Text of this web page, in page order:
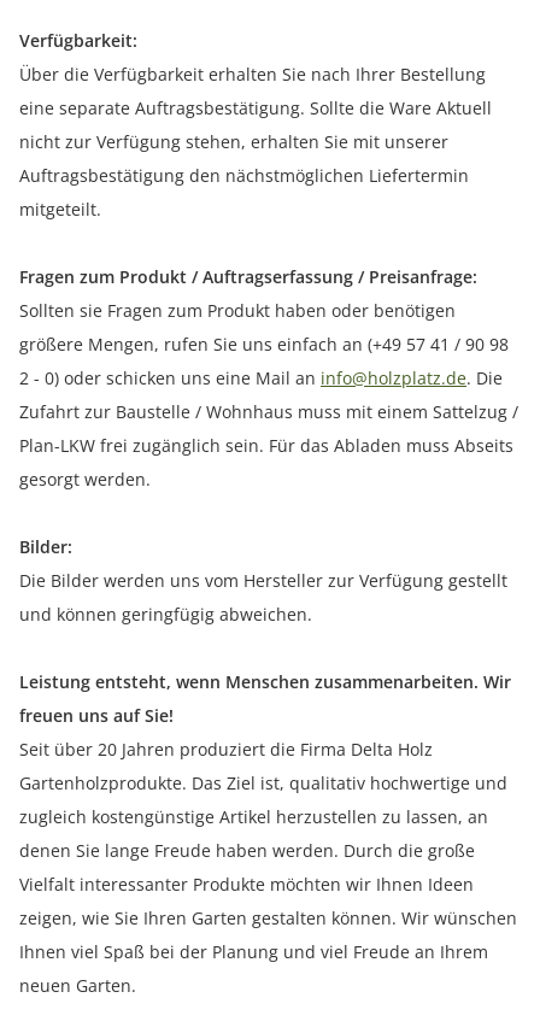
Verfügbarkeit:
Über die Verfügbarkeit erhalten Sie nach Ihrer Bestellung
eine separate Auftragsbestätigung. Sollte die Ware Aktuell
nicht zur Verfügung stehen, erhalten Sie mit unserer
Auftragsbestätigung den nächstmöglichen Liefertermin
mitgeteilt.
Fragen zum Produkt / Auftragserfassung / Preisanfrage:
Sollten sie Fragen zum Produkt haben oder benötigen
größere Mengen, rufen Sie uns einfach an (+49 57 41 / 90 98
2 - 0) oder schicken uns eine Mail an info@holzplatz.de. Die
Zufahrt zur Baustelle / Wohnhaus muss mit einem Sattelzug /
Plan-LKW frei zugänglich sein. Für das Abladen muss Abseits
gesorgt werden.
Bilder:
Die Bilder werden uns vom Hersteller zur Verfügung gestellt
und können geringfügig abweichen.
Leistung entsteht, wenn Menschen zusammenarbeiten. Wir
freuen uns auf Sie!
Seit über 20 Jahren produziert die Firma Delta Holz
Gartenholzprodukte. Das Ziel ist, qualitativ hochwertige und
zugleich kostengünstige Artikel herzustellen zu lassen, an
denen Sie lange Freude haben werden. Durch die große
Vielfalt interessanter Produkte möchten wir Ihnen Ideen
zeigen, wie Sie Ihren Garten gestalten können. Wir wünschen
Ihnen viel Spaß bei der Planung und viel Freude an Ihrem
neuen Garten.